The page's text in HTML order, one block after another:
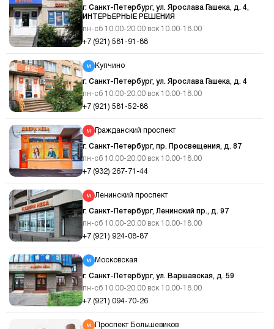
г. Санкт-Петербург, ул. Ярослава Гашека, д. 4,
ИНТЕРЬЕРНЫЕ РЕШЕНИЯ
пн-сб 10.00-20.00 вск 10.00-18.00
+7 (921) 581-91-88
Купчино
г. Санкт-Петербург, ул. Ярослава Гашека, д. 4
пн-сб 10.00-20.00 вск 10.00-18.00
+7 (921) 581-52-88
Гражданский проспект
г. Санкт-Петербург, пр. Просвещения, д. 87
пн-сб 10.00-20.00 вск 10.00-18.00
+7 (932) 267-71-44
Ленинский проспект
г. Санкт-Петербург, Ленинский пр., д. 97
пн-сб 10.00-20.00 вск 10.00-18.00
+7 (921) 924-08-87
Московская
г. Санкт-Петербург, ул. Варшавская, д. 59
пн-сб 10.00-20.00 вск 10.00-18.00
+7 (921) 094-70-26
Проспект Большевиков